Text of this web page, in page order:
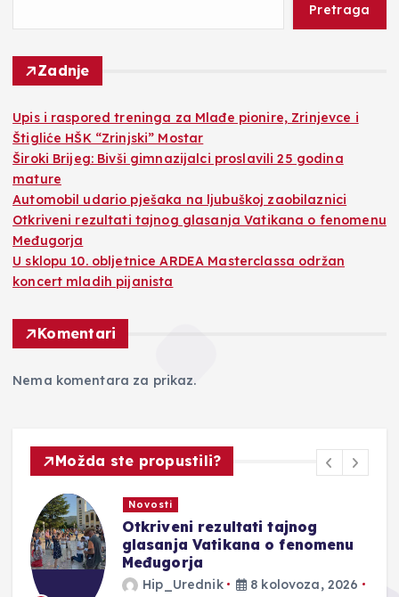
Pretraga
Zadnje
​Upis i raspored treninga za Mlađe pionire, Zrinjevce i
Štigliće HŠK “Zrinjski” Mostar
Široki Brijeg: Bivši gimnazijalci proslavili 25 godina
mature
Automobil udario pješaka na ljubuškoj zaobilaznici
Otkriveni rezultati tajnog glasanja Vatikana o fenomenu
Međugorja
U sklopu 10. obljetnice ARDEA Masterclassa održan
koncert mladih pijanista
Komentari
Nema komentara za prikaz.
Možda ste propustili?
Novosti
Otkriveni rezultati tajnog
glasanja Vatikana o fenomenu
Međugorja
Hip_Urednik
8 kolovoza, 2026